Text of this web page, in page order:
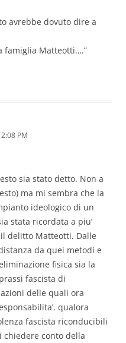
avrebbe dovuto dire a
famiglia Matteotti….”
PM
sia stato detto. Non a
ma mi sembra che la
ideologico di un
stata ricordata a piu’
delitto Matteotti. Dalle
da quei metodi e
fisica sia la
fascista di
delle quali ora
qualora
fascista riconducibili
chiedere conto della